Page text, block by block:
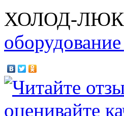
ХОЛОД-